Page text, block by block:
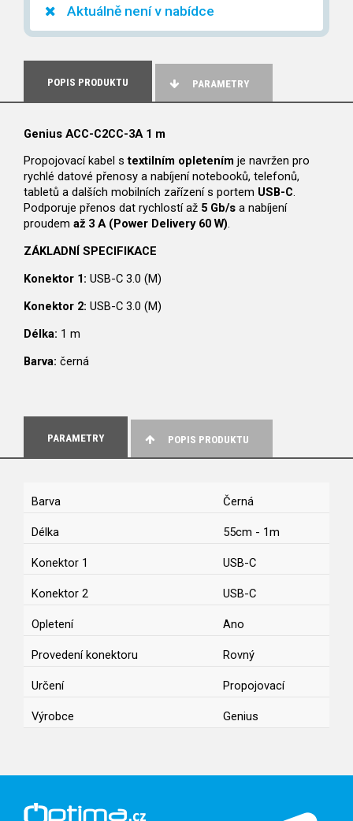
Aktuálně není v nabídce
POPIS PRODUKTU PARAMETRY
Genius ACC-C2CC-3A 1 m
Propojovací kabel stextilním opletením je navržen pro
rychlé datové přenosy a nabíjení notebooků, telefonů,
tabletů a dalších mobilních zařízení s portem USB-C.
Podporuje přenos dat rychlostí až 5 Gb/s a nabíjení
proudem až 3 A (Power Delivery 60 W).
ZÁKLADNÍ SPECIFIKACE
Konektor 1: USB-C 3.0 (M)
Konektor 2: USB-C 3.0 (M)
Délka: 1 m
Barva: černá
PARAMETRY POPIS PRODUKTU
Barva Černá
Délka 55cm - 1m
Konektor 1 USB-C
Konektor 2 USB-C
Opletení Ano
Provedení konektoru Rovný
Určení Propojovací
Výrobce Genius